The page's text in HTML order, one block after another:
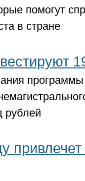
помогут
в стране
программы
рублей
привлечет